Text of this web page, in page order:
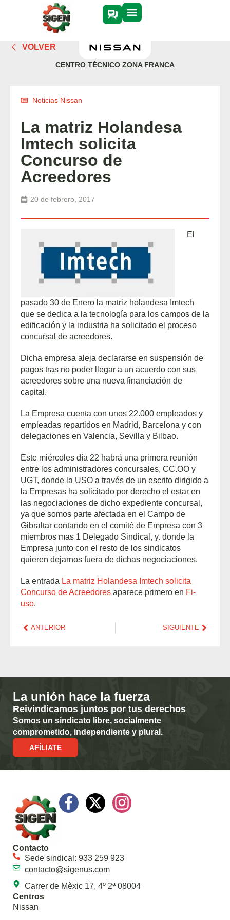
VOLVER
CENTRO TÉCNICO ZONA FRANCA
Noticias Nissan
La matriz Holandesa
Imtech solicita
Concurso de
Acreedores
20 de febrero, 2017
El
pasado 30 de Enero la matriz holandesa Imtech
que se dedica a la tecnología para los campos de la
edificación y la industria ha solicitado el proceso
concursal de acreedores.
Dicha empresa aleja declararse en suspensión de
pagos tras no poder llegar a un acuerdo con sus
acreedores sobre una nueva financiación de
capital.
La Empresa cuenta con unos 22.000 empleados y
empleadas repartidos en Madrid, Barcelona y con
delegaciones en Valencia, Sevilla y Bilbao.
Este miércoles día 22 habrá una primera reunión
entre los administradores concursales, CC.OO y
UGT, donde la USO a través de un escrito dirigido a
la Empresas ha solicitado por derecho el estar en
las negociaciones de dicho expediente concursal,
ya que somos parte afectada en el Campo de
Gibraltar contando en el comité de Empresa con 3
miembros mas 1 Delegado Sindical, y. donde la
Empresa junto con el resto de los sindicatos
quieren dejarnos fuera de dichas negociaciones.
La entrada La matriz Holandesa Imtech solicita
Concurso de Acreedores aparece primero en Fi-
uso.
ANTERIOR SIGUIENTE
La unión hace la fuerza
Reivindicamos juntos por tus derechos
Somos un sindicato libre, socialmente
comprometido, independiente y plural.
AFÍLIATE
Contacto
Sede sindical: 933 259 923
contacto@sigenus.com
Carrer de Mèxic 17, 4º 2ª 08004
Centros
Nissan